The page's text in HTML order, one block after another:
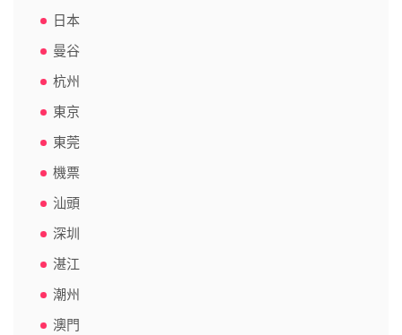
日本
曼谷
杭州
東京
東莞
機票
汕頭
深圳
湛江
潮州
澳門